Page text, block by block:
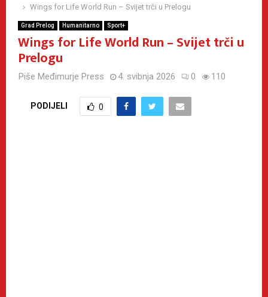
Wings for Life World Run – Svijet trči u Prelogu
Grad Prelog Humanitarno Sport+
Wings for Life World Run – Svijet trči u
Prelogu
Piše Međimurje Press 4. svibnja 2026 0 110
PODIJELI 0